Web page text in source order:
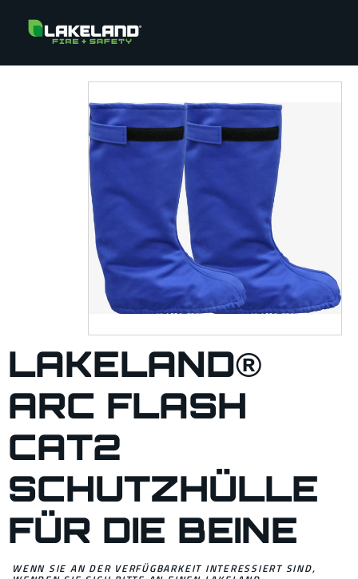
LAKELAND®
ARC FLASH
CAT2
SCHUTZHÜLLE
FÜR DIE BEINE
WENN SIE AN DER VERFÜGBARKEIT INTERESSIERT SIND,